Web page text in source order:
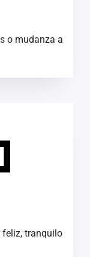
o mudanza a
feliz, tranquilo